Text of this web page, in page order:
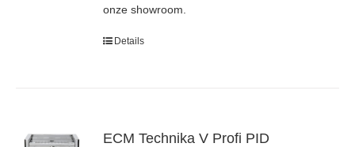
onze showroom.
Details
ECM Technika V Profi PID